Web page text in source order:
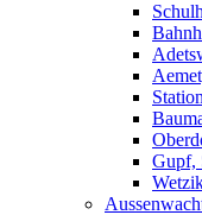
Gupf,